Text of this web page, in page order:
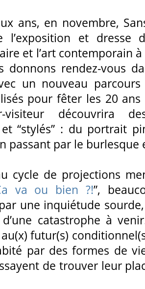
ans, en novembre,
l’exposition et dresse
et l’art contemporain
donnons rendez-vous
un nouveau
pour fêter les 20
visiteur découvrira
“stylés” : du portrait
passant par le burlesque
cycle de projections
va ou bien ?!”,
une inquiétude
d’une catastrophe à
futur(s)
par des formes de
de trouver leur